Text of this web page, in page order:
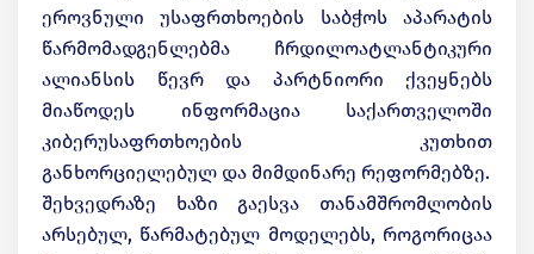
ეროვნული უსაფრთხოების საბჭოს აპარატის
წარმომადგენლებმა ჩრდილოატლანტიკური
ალიანსის წევრ და პარტნიორი ქვეყნებს
მიაწოდეს ინფორმაცია საქართველოში
კიბერუსაფრთხოების კუთხით
განხორციელებულ და მიმდინარე რეფორმებზე.
შეხვედრაზე ხაზი გაესვა თანამშრომლობის
არსებულ, წარმატებულ მოდელებს, როგორიცაა